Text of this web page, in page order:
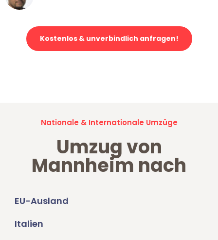
Kostenlos & unverbindlich anfragen!
Nationale & Internationale Umzüge
Umzug von
Mannheim nach
EU-Ausland
Italien